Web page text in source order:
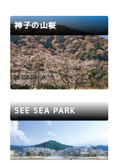
3°Ｃ。この雲城水のある地元
の一番町は各戸に掘り抜き井戸
があるほど、地下水に恵まれた
場所で、現在でも多くの地元…
神子の山桜
常神半島に位置する神子に県の
名勝、神子の山桜が約300本見
事な並木をつくっています。日
本海とのコントラストが見事で
若狭路 若狭町
SEE SEA PARK
おおい町うみんぴあエリアに
「みんなでつくる公園」をコン
若狭路